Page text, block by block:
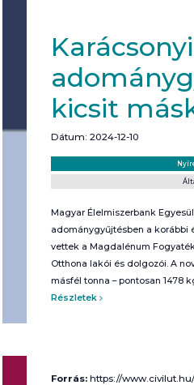
Karácsonyi
kicsit
Dátum: 2024-12-10
Magyar Élelmiszerbank
adománygyűjtésben a korábbi
vettek a Magdalénum
Otthona lakói és dolgozói. A
másfél tonna – pontosan 1478
Részletek
Forrás: https://